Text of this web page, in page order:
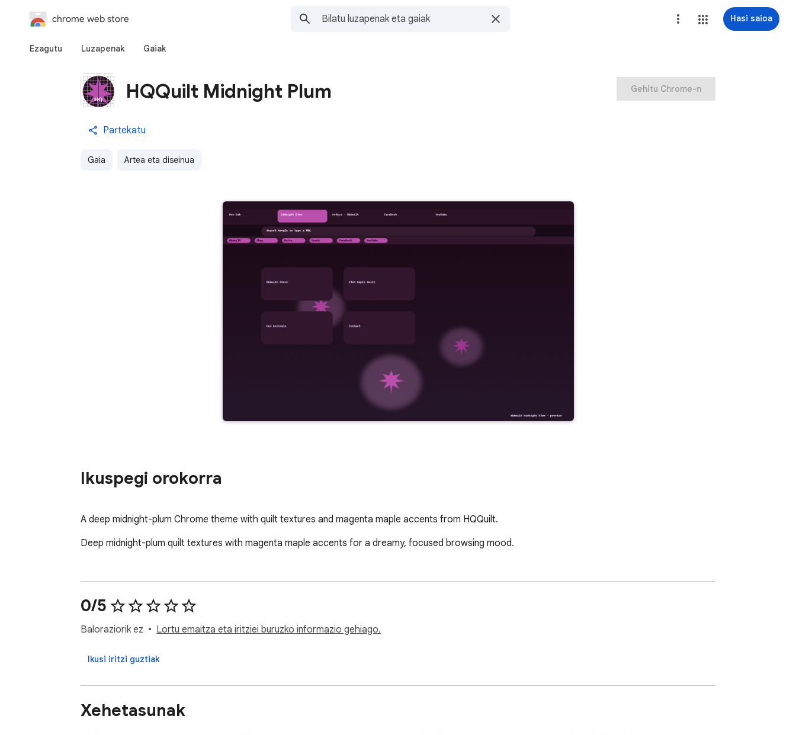
chrome web store Hasi saioa
Ezagutu Luzapenak Gaiak
HQQuilt Midnight Plum
Partekatu
Gaia Artea eta diseinua
Gehitu Chrome-n
Ikuspegi orokorra
A deep midnight-plum Chrome theme with quilt textures and magenta maple accents from HQQuilt.
Deep midnight-plum quilt textures with magenta maple accents for a dreamy, focused browsing mood.
0/5
Baloraziorik ez Lortu emaitza eta iritziei buruzko informazio gehiago.
Ikusi iritzi guztiak
Xehetasunak